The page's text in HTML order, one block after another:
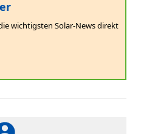
wichtigsten Solar-News direkt